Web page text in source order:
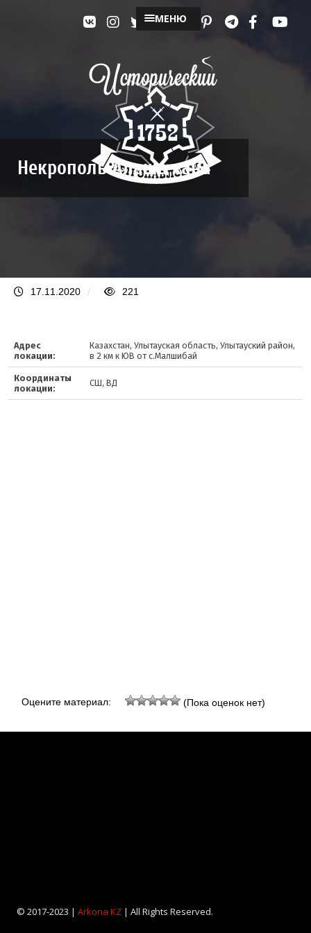
МЕНЮ
Некрополь Алаша хана
17.11.2020 / 221
Адрес
локации:
Казахстан, Улытауская область, Улытауский район,
в 2 км к ЮВ от с.Малшибай
Координаты
локации:
СШ, ВД
Оцените материал: (Пока оценок нет)
© 2017-2023 | Arkona KZ| All Rights Reserved.